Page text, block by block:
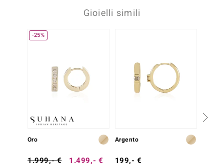
by de Melo
Gioielli simili
-25%
Oro
1.999,- € 1.499,- €
Argento
199,- €